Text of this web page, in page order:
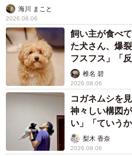
に「間違いな
梨木 香奈
2026.08.06
がんと片目の
乗り越えた猫
悟した19歳の
古川 諭香
2026.08.06
「カニにアジ
に！？ 「自然